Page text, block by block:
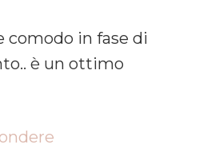
comodo in fase di
è un ottimo